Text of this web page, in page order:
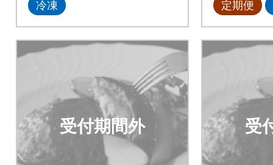
冷凍 定期便
受付期間外 受